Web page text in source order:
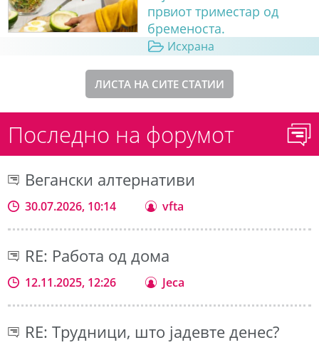
првиот триместар од
бременоста.
Исхрана
ЛИСТА НА СИТЕ СТАТИИ
Последно на форумот
Вегански алтернативи
30.07.2026, 10:14 vfta
RE: Работа од дома
12.11.2025, 12:26 Jeca
RE: Трудници, што јадевте денес?